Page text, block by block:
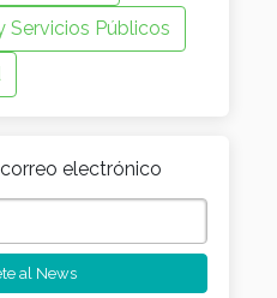
Servicios Públicos
electrónico